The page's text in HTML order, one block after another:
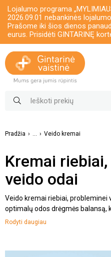
Lojalumo programa
2026.09.01 nebankinės
Prašome iki šios dienos
eurus. Prisidėti GINTARINĘ
Pradžia ... Veido kremai
Kremai
veido odai
Veido kremai riebiai, probleminei
optimalų odos drėgmės balansą,
prižiūrėti į bėrimus linkusią odą.
kategorijoje rasite veido kremus
Rodyti daugiau